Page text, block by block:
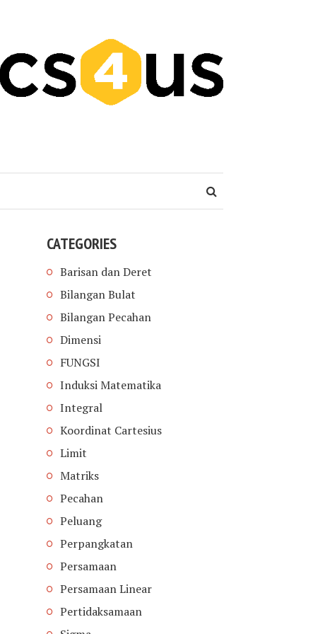
CATEGORIES
Barisan dan Deret
Bilangan Bulat
Bilangan Pecahan
Dimensi
FUNGSI
Induksi Matematika
Integral
Koordinat Cartesius
Limit
Matriks
Pecahan
Peluang
Perpangkatan
Persamaan
Persamaan Linear
Pertidaksamaan